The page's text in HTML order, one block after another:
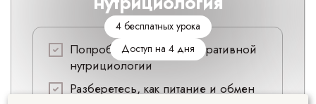
4 бесплатных урока
Доступ на 4 дня
Попробуйте себя в интегративной
нутрициологии
Разберетесь, как питание и обмен